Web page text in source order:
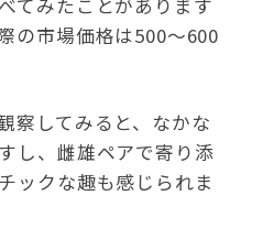
てみたことがあります
の市場価格は500〜600
察してみると、なかな
し、雌雄ペアで寄り添
ックな趣も感じられま